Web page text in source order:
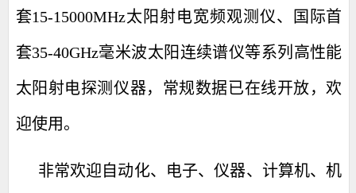
套15-15000MHz太阳射电宽频观测仪、 国际首
套35-40GHz毫米波太阳连续谱仪等系列高性能
太阳射电探测仪器，常规数据已在线开放，欢
迎使用。
非常欢迎自动化、电子、仪器、计算机、机